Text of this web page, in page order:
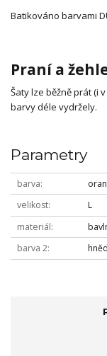
Batikováno barvami
Praní a
Šaty lze běžně prát (i
barvy déle vydržely.
Parametry
barva
velikost
L
materiál
barva 2